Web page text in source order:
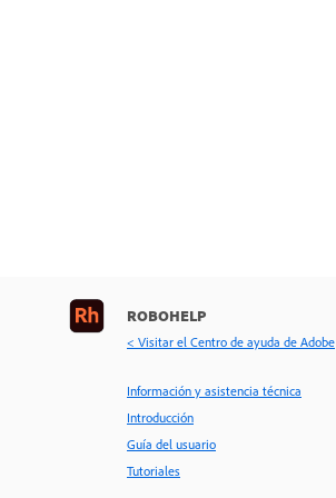
ROBOHELP
< Visitar el Centro de ayuda de Adobe
Información y asistencia técnica
Introducción
Guía del usuario
Tutoriales